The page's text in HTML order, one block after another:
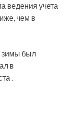
ведения учета
чем в
зимы был
в
.